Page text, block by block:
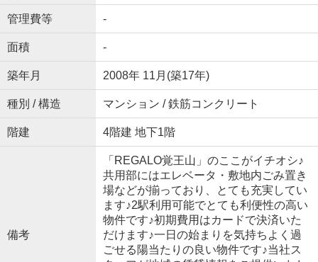
管理費等 -
面積 -
築年月 2008年 11月(築17年)
種別 / 構造 マンション / 鉄筋コンクリート
階建 4階建 地下1階
備考
「REGALO覚王山」のここがイチオシ♪
共用部にはエレベータ・敷地内ごみ置き
場などが揃っており、とても充実してい
ます♪2駅利用可能でとても利便性の高い
物件です♪初期費用はカードで決済いた
だけます♪一日の始まりを気持ちよく過
ごせる陽当たりの良い物件です♪当社ス